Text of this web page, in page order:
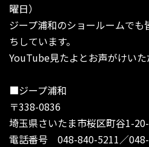
曜日）
ジープ浦和のショールームで
ちしています。
YouTube見たよとお声がけいた
■ジープ浦和
〒338-0836
埼玉県さいたま市桜区町谷1-
電話番号 048-840-5211／048-